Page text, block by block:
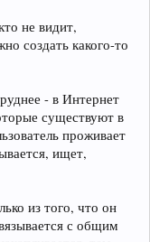
не видит,
создать какого-то
- в Интернет
существуют в
проживает
ищет,
из того, что он
с общим